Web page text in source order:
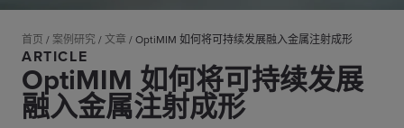
首页 / 案例研究/ 文章 /OptiMIM 如何将可持续发展融入金属注射成形
ARTICLE
OptiMIM 如何将可持续发展
融入金属注射成形